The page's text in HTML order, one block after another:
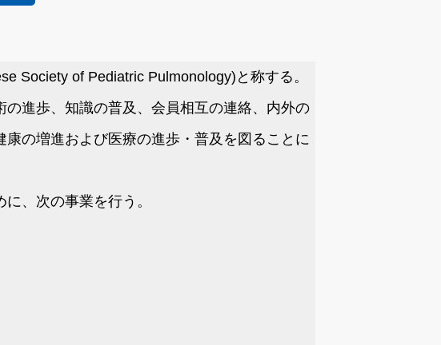
Society of Pediatric Pulmonology)と称する。
進歩、知識の普及、会員相互の連絡、内外の
の増進および医療の進歩・普及を図ることに
、次の事業を行う。